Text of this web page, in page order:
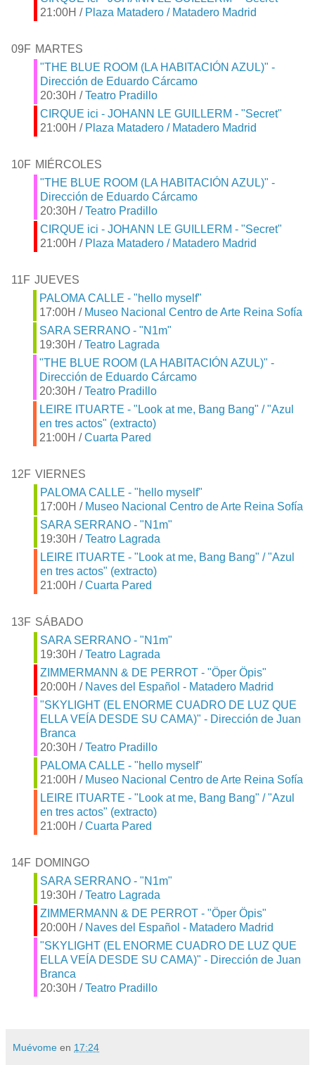
21:00H / Plaza Matadero / Matadero Madrid
09F MARTES
"THE BLUE ROOM (LA HABITACIÓN AZUL)" -
Dirección de Eduardo Cárcamo
20:30H /Teatro Pradillo
CIRQUE ici - JOHANN LE GUILLERM - "Secret"
21:00H / Plaza Matadero / Matadero Madrid
10F MIÉRCOLES
"THE BLUE ROOM (LA HABITACIÓN AZUL)" -
Dirección de Eduardo Cárcamo
20:30H /Teatro Pradillo
CIRQUE ici - JOHANN LE GUILLERM - "Secret"
21:00H / Plaza Matadero / Matadero Madrid
11F JUEVES
PALOMA CALLE - "hello myself"
17:00H / Museo Nacional Centro de Arte Reina Sofía
SARA SERRANO - "N1m"
19:30H /Teatro Lagrada
"THE BLUE ROOM (LA HABITACIÓN AZUL)" -
Dirección de Eduardo Cárcamo
20:30H /Teatro Pradillo
LEIRE ITUARTE - "Look at me, Bang Bang" / "Azul
en tres actos" (extracto)
21:00H /Cuarta Pared
12F VIERNES
PALOMA CALLE - "hello myself"
17:00H / Museo Nacional Centro de Arte Reina Sofía
SARA SERRANO - "N1m"
19:30H /Teatro Lagrada
LEIRE ITUARTE - "Look at me, Bang Bang" / "Azul
en tres actos" (extracto)
21:00H /Cuarta Pared
13F SÁBADO
SARA SERRANO - "N1m"
19:30H /Teatro Lagrada
ZIMMERMANN & DE PERROT - "Öper Öpis"
20:00H / Naves del Español - Matadero Madrid
"SKYLIGHT (EL ENORME CUADRO DE LUZ QUE
ELLA VEÍA DESDE SU CAMA)" - Dirección de Juan
Branca
20:30H /Teatro Pradillo
PALOMA CALLE - "hello myself"
21:00H / Museo Nacional Centro de Arte Reina Sofía
LEIRE ITUARTE - "Look at me, Bang Bang" / "Azul
en tres actos" (extracto)
21:00H /Cuarta Pared
14F DOMINGO
SARA SERRANO - "N1m"
19:30H /Teatro Lagrada
ZIMMERMANN & DE PERROT - "Öper Öpis"
20:00H / Naves del Español - Matadero Madrid
"SKYLIGHT (EL ENORME CUADRO DE LUZ QUE
ELLA VEÍA DESDE SU CAMA)" - Dirección de Juan
Branca
20:30H /Teatro Pradillo
Muévome en 17:24